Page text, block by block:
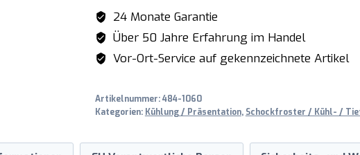
Tiefkühl
mit
Magnet
Modell
Menge
24 Monate Garantie
Über 50 Jahre Erfahrung im Handel
Vor-Ort-Service auf gekennzeichnete Artikel
Artikelnummer:484-1060
Kategorien: Kühlung / Präsentation, Schockfroster / Kühl- /